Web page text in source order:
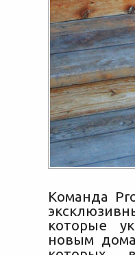
Команда
которые
новым